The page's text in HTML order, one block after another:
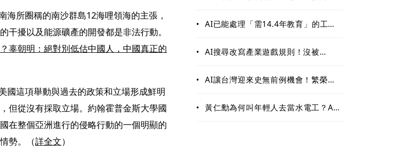
海所圈稱的南沙群島12海哩領海的主張，
干擾以及能源礦產的開發都是非法行動。
辜朝明：絕對別低估中國人，中國真正的
國這項舉動與過去的政策和立場形成鮮明
但從沒有採取立場。約翰霍普金斯大學國
在整個亞洲進行的侵略行動的一個明顯的
勢。（詳全文）
缺哪種人才？
• AI已能處理「需14.4年教育」的工
最值錢的是這些
• AI搜尋改寫產業遊戲規則！沒被
失」 品牌如何搶下話語權？
• AI讓台灣迎來史無前例機會！繁榮背
其衝
• 黃仁勳為何叫年輕人去當水電工？AI